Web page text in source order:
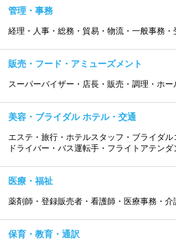
管理・事務
経理・人事・総務・貿易・物流・一般事務・
販売・フード・アミューズメント
スーパーバイザー・店長・販売・調理・ホー
美容・ブライダル ホテル・交通
エステ・旅行・ホテルスタッフ・ブライダ
ドライバー・バス運転手・フライトアテンダ
医療・福祉
薬剤師・登録販売者・看護師・医療事務・介
保育・教育・通訳